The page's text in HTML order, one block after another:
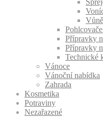
Přípravky
Přípravky
Technické
Vánoce
Vánoční nabídka
Zahrada
Kosmetika
Potraviny
Nezařazené